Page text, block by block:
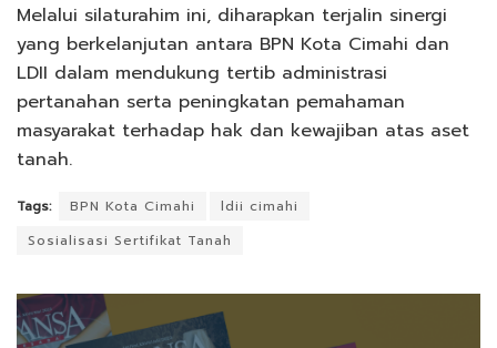
Melalui silaturahim ini, diharapkan terjalin sinergi
yang berkelanjutan antara BPN Kota Cimahi dan
LDII dalam mendukung tertib administrasi
pertanahan serta peningkatan pemahaman
masyarakat terhadap hak dan kewajiban atas aset
tanah.
Tags: BPN Kota Cimahi
ldii cimahi
Sosialisasi Sertifikat Tanah